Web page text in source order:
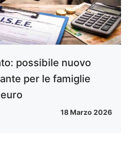
possibile nuovo
per le famiglie
18 Marzo 2026